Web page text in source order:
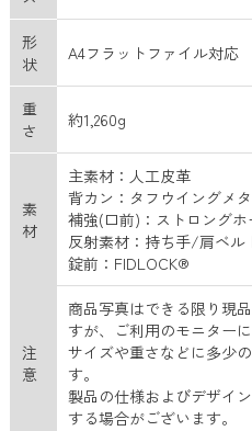
形
状
A4フラットファイル対応
重
さ
約1,260g
素
材
主素材：人工皮革
背カン：タフウイングメ
補強(口前)：ストロングホ
反射素材：持ち手/肩ベル
錠前：FIDLOCK®
注
意
商品写真はできる限り現
すが、ご利用のモニター
サイズや重さなどに多少
す。
製品の仕様およびデザイ
する場合がございます。